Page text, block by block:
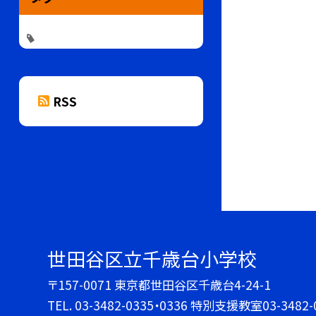
RSS
世田谷区立千歳台小学校
〒157-0071 東京都世田谷区千歳台4-24-1
TEL. 03-3482-0335・0336 特別支援教室03-